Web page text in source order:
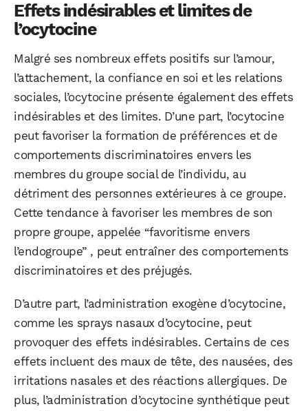
Effets indésirables et limites de
l’ocytocine
Malgré ses nombreux effets positifs sur l’amour,
l’attachement, la confiance en soi et les relations
sociales, l’ocytocine présente également des effets
indésirables et des limites. D’une part, l’ocytocine
peut favoriser la formation de préférences et de
comportements discriminatoires envers les
membres du groupe social de l’individu, au
détriment des personnes extérieures à ce groupe.
Cette tendance à favoriser les membres de son
propre groupe, appelée “favoritisme envers
l’endogroupe” , peut entraîner des comportements
discriminatoires et des préjugés.
D’autre part, l’administration exogène d’ocytocine,
comme les sprays nasaux d’ocytocine, peut
provoquer des effets indésirables. Certains de ces
effets incluent des maux de tête, des nausées, des
irritations nasales et des réactions allergiques. De
plus, l’administration d’ocytocine synthétique peut